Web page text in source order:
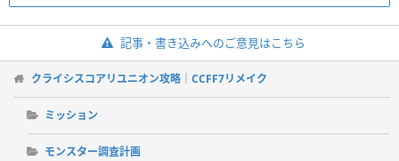
記事・書き込みへのご意見はこちら
クライシスコアリユニオン攻略｜CCFF7リメイク
ミッション
モンスター調査計画